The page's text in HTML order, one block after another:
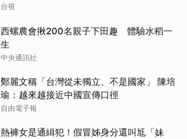
台視
西螺農會揪200名親子下田趣 體驗水稻一
生
中央通訊社
鄭麗文稱「台灣從未獨立、不是國家」 陳培
瑜：越來越接近中國宣傳口徑
自由電子報
熱褲女是通緝犯！假冒姊身分還叫尪「妹